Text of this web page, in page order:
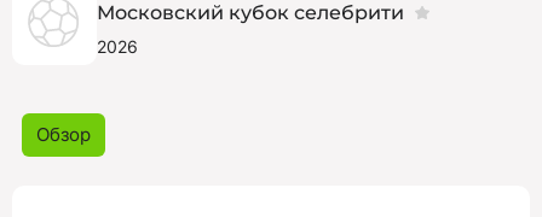
Московский кубок селебрити
2026
Обзор